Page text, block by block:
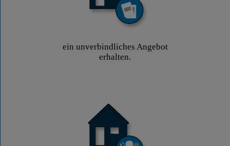
ein unverbindliches Angebot
erhalten.